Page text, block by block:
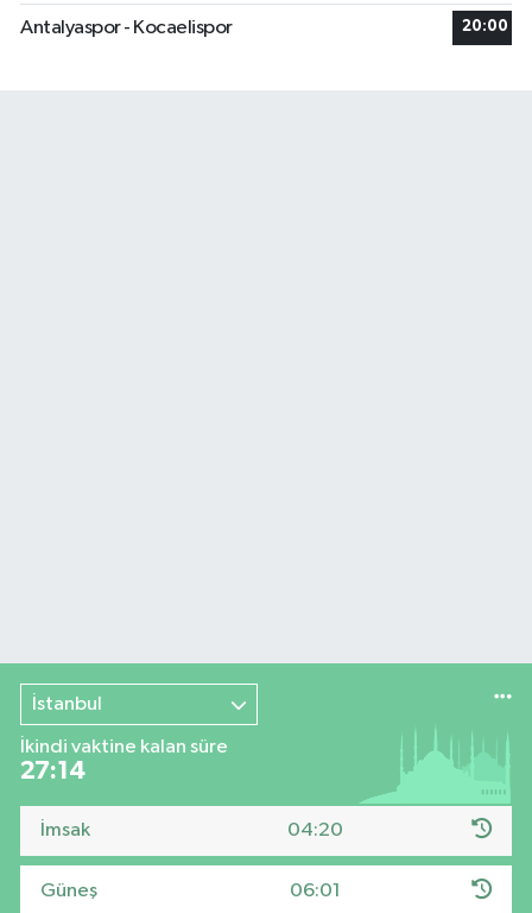
Antalyaspor - Kocaelispor 20:00
İstanbul
İkindi vaktine kalan süre
27:14
İmsak 04:20
Güneş 06:01